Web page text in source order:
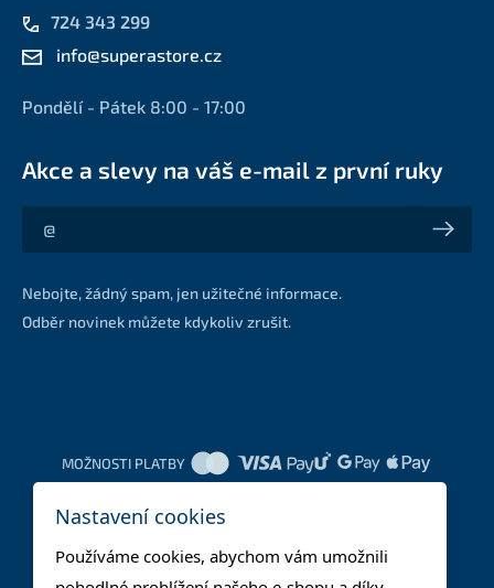
724 343 299
info@superastore.cz
Pondělí - Pátek 8:00 - 17:00
Akce a slevy na váš e-mail z první ruky
Akce a slevy na váš e-mail z první ruky
Nebojte, žádný spam, jen užitečné informace.
Odběr novinek můžete kdykoliv zrušit.
MOŽNOSTI PLATBY
Nastavení cookies
Používáme cookies, abychom vám umožnili